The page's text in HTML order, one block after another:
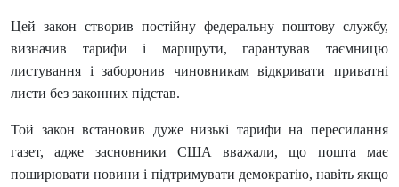
Цей закон створив постійну федеральну поштову службу,
визначив тарифи і маршрути, гарантував таємницю
листування і заборонив чиновникам відкривати приватні
листи без законних підстав.
Той закон встановив дуже низькі тарифи на пересилання
газет, адже засновники США вважали, що пошта має
поширювати новини і підтримувати демократію, навіть якщо